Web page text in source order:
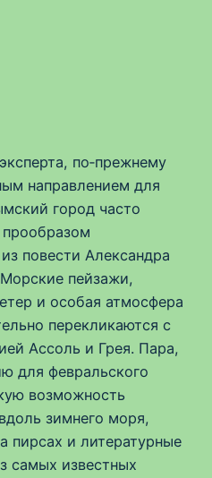
по‑прежнему
направлением для
город часто
повести Александра
пейзажи,
и особая атмосфера
перекликаются с
Ассоль и Грея. Пара,
для февральского
возможность
зимнего моря,
пирсах и литературные
самых известных